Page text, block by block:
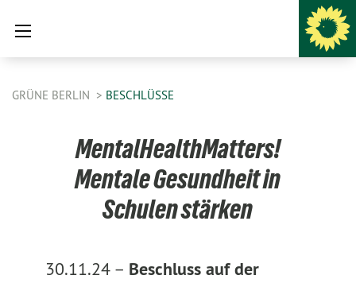
GRÜNE BERLIN BESCHLÜSSE
MentalHealthMatters!
Mentale Gesundheit in
Schulen stärken
30.11.24 – Beschluss auf der